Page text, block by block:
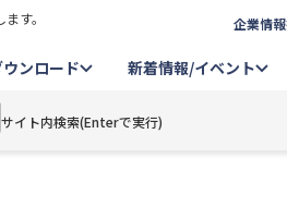
す。 企業情報
ウンロード 新着情報/イベント
サイト内検索(Enterで実行)